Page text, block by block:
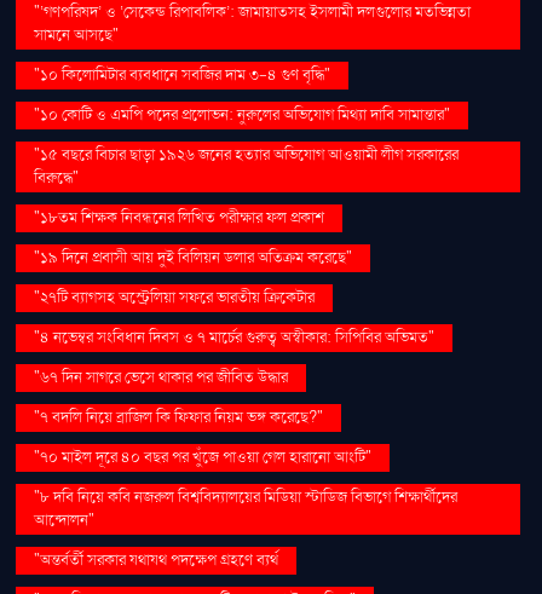
"‘গণপরিষদ’ ও ‘সেকেন্ড রিপাবলিক’: জামায়াতসহ ইসলামী দলগুলোর মতভিন্নতা
সামনে আসছে"
"১০ কিলোমিটার ব্যবধানে সবজির দাম ৩-৪ গুণ বৃদ্ধি"
"১০ কোটি ও এমপি পদের প্রলোভন: নুরুলের অভিযোগ মিথ্যা দাবি সামান্তার"
"১৫ বছরে বিচার ছাড়া ১৯২৬ জনের হত্যার অভিযোগ আওয়ামী লীগ সরকারের
বিরুদ্ধে"
"১৮তম শিক্ষক নিবন্ধনের লিখিত পরীক্ষার ফল প্রকাশ
"১৯ দিনে প্রবাসী আয় দুই বিলিয়ন ডলার অতিক্রম করেছে"
"২৭টি ব্যাগসহ অস্ট্রেলিয়া সফরে ভারতীয় ক্রিকেটার
"৪ নভেম্বর সংবিধান দিবস ও ৭ মার্চের গুরুত্ব অস্বীকার: সিপিবির অভিমত"
"৬৭ দিন সাগরে ভেসে থাকার পর জীবিত উদ্ধার
"৭ বদলি নিয়ে ব্রাজিল কি ফিফার নিয়ম ভঙ্গ করেছে?"
"৭০ মাইল দূরে ৪০ বছর পর খুঁজে পাওয়া গেল হারানো আংটি"
"৮ দবি নিয়ে কবি নজরুল বিশ্ববিদ্যালয়ের মিডিয়া স্টাডিজ বিভাগে শিক্ষার্থীদের
আন্দোলন"
"অন্তর্বর্তী সরকার যথাযথ পদক্ষেপ গ্রহণে ব্যর্থ